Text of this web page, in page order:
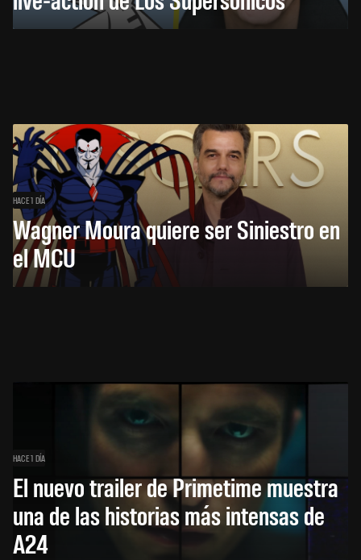
HACE 1 DÍA
Wagner Moura quiere ser Siniestro en
el MCU
HACE 1 DÍA
El nuevo trailer de Primetime muestra
una de las historias más intensas de
A24